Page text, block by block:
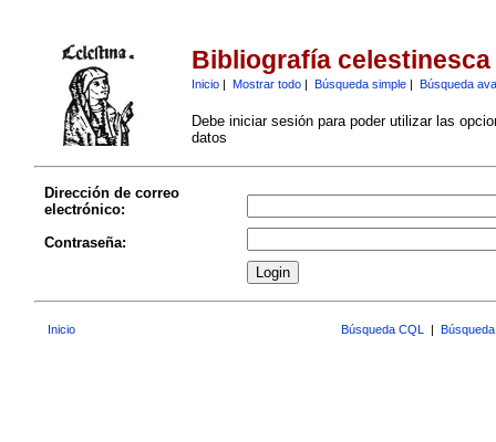
Bibliografía celestinesca
Inicio| Mostrar todo| Búsqueda simple| Búsqueda
Debe iniciar sesión para poder utilizar las
datos
Dirección de correo
electrónico:
Contraseña:
Inicio Búsqueda CQL |